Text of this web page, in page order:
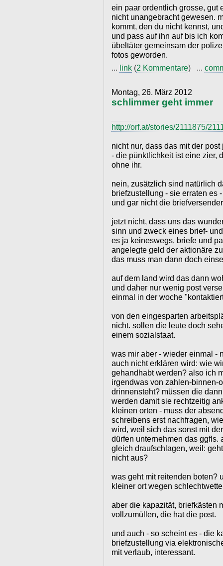
ein paar ordentlich grosse, gut
nicht unangebracht gewesen.
kommt, den du nicht kennst,
und pass auf ihn auf bis ich
übeltäter gemeinsam der
fotos geworden.
... link (2 Kommentare) ...
Montag, 26. März 2012
schlimmer geht immer
http://orf.at/stories/2111875/
nicht nur, dass das mit der
- die pünktlichkeit ist eine zier,
ohne ihr.
nein, zusätzlich sind natürlich
briefzustellung - sie erraten es
und gar nicht die
jetzt nicht, dass uns das
sinn und zweck eines brief-
es ja keineswegs, briefe und
angelegte geld der aktionäre
das muss man dann doch
auf dem land wird das dann
und daher nur wenig post
einmal in der woche
von den eingesparten
nicht. sollen die leute doch
einem sozialstaat.
was mir aber - wieder einmal -
auch nicht erklären wird: wie
gehandhabt werden? also ich
irgendwas von zahlen-binnen-
drinnensteht? müssen die
werden damit sie rechtzeitig
kleinen orten - muss der
schreibens erst nachfragen,
wird, weil sich das sonst mit
dürfen unternehmen das ggfls.
gleich draufschlagen, weil:
nicht aus?
was geht mit reitenden boten?
kleiner ort wegen
aber die kapazität, briefkästen
vollzumüllen, die hat die post.
und auch - so scheint es - die
briefzustellung via
mit verlaub, interessant.